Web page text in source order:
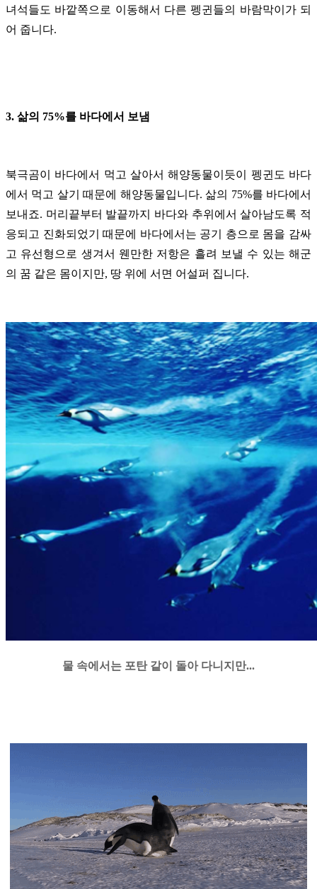
녀석들도 바깥쪽으로 이동해서 다른 펭귄들의 바람막이가 되
어 줍니다.
3. 삶의 75%를 바다에서 보냄
북극곰이 바다에서 먹고 살아서 해양동물이듯이 펭귄도 바다
에서 먹고 살기 때문에 해양동물입니다. 삶의 75%를 바다에서
보내죠. 머리끝부터 발끝까지 바다와 추위에서 살아남도록 적
응되고 진화되었기 때문에 바다에서는 공기 층으로 몸을 감싸
고 유선형으로 생겨서 웬만한 저항은 흘려 보낼 수 있는 해군
의 꿈 같은 몸이지만, 땅 위에 서면 어설퍼 집니다.
물 속에서는 포탄 같이 돌아 다니지만...